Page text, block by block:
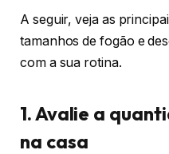
A seguir, veja as
tamanhos de fogão e
com a sua rotina.
1. Avalie a
na casa